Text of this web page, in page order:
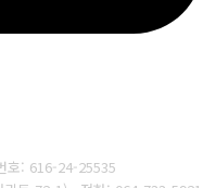
호: 616-24-25535